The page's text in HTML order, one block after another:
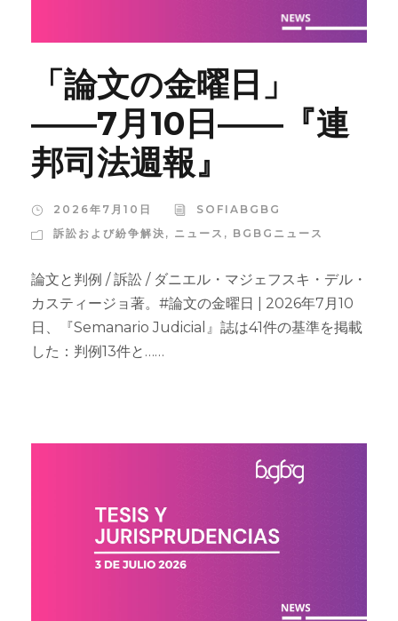
「論文の金曜日」
――7月10日――『連
邦司法週報』
2026年7月10日
SOFIABGBG
訴訟および紛争解決 , ニュース , BGBGニュース
論文と判例 / 訴訟 / ダニエル・マジェフスキ・デル・
カスティージョ著。#論文の金曜日 | 2026年7月10
日、『Semanario Judicial』誌は41件の基準を掲載
した：判例13件と……